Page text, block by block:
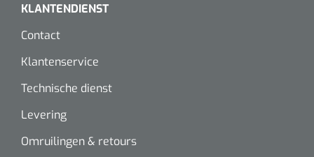
KLANTENDIENST
Contact
Klantenservice
Technische dienst
Levering
Omruilingen & retours